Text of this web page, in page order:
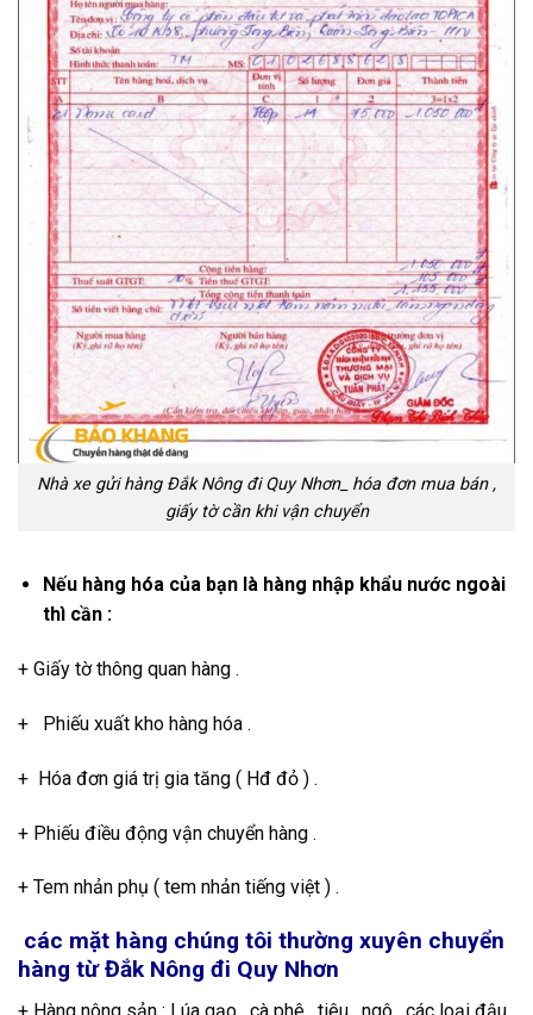
Nhà xe gửi hàng Đắk Nông đi Quy Nhơn_ hóa đơn mua bán ,
giấy tờ cần khi vận chuyển
Nếu hàng hóa của bạn là hàng nhập khẩu nước ngoài
thì cần :
+ Giấy tờ thông quan hàng .
+ Phiếu xuất kho hàng hóa .
+ Hóa đơn giá trị gia tăng ( Hđ đỏ ) .
+ Phiếu điều động vận chuyển hàng .
+ Tem nhản phụ ( tem nhản tiếng việt ) .
các mặt hàng chúng tôi thường xuyên chuyển
hàng từ Đắk Nông đi Quy Nhơn